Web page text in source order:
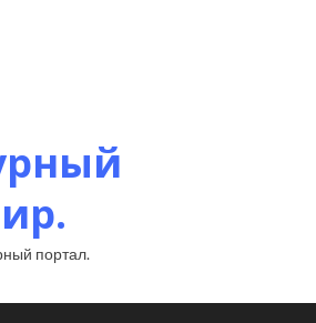
портал.